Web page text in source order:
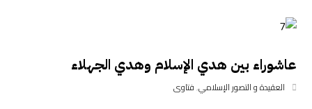
عاشوراء بين هدي الإسلام وهدي الجهلاء
العقيدة و التصور الإسلامي,فتاوى